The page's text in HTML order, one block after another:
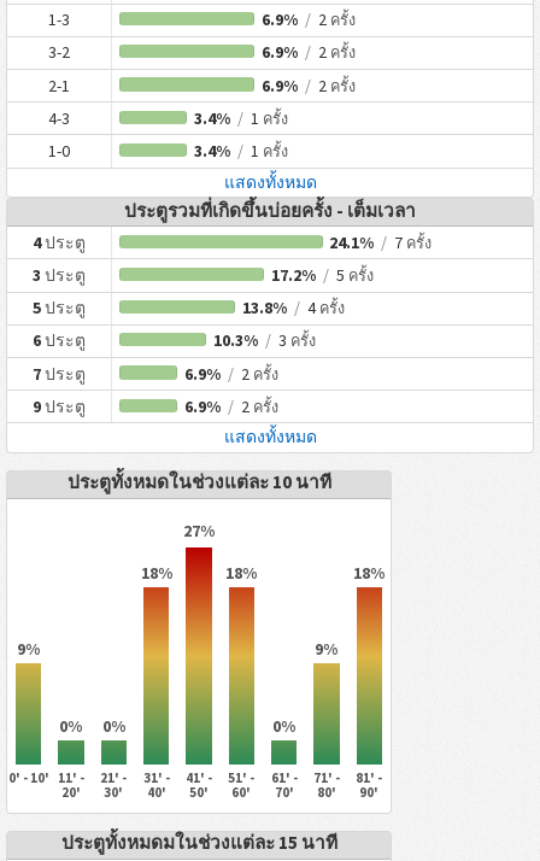
1-3 6.9% /2 ครั้ง
3-2 6.9% /2 ครั้ง
2-1 6.9% /2 ครั้ง
4-3 3.4% /1 ครั้ง
1-0 3.4% /1 ครั้ง
แสดงทั้งหมด
ประตูรวมที่เกิดขึ้นบ่อยครั้ง - เต็มเวลา
4ประตู 24.1% / 7 ครั้ง
3ประตู 17.2% /5 ครั้ง
5ประตู 13.8% /4 ครั้ง
6ประตู 10.3% /3 ครั้ง
7ประตู 6.9% /2 ครั้ง
9ประตู 6.9% /2 ครั้ง
แสดงทั้งหมด
ประตูทั้งหมดในช่วงแต่ละ 10 นาที
9%
0% 0%
18%
27%
18%
0%
9%
18%
0' - 10'
11' -
20'
21' -
30'
31' -
40'
41' -
50'
51' -
60'
61' -
70'
71' -
80'
81' -
90'
ประตูทั้งหมดมในช่วงแต่ละ 15 นาที